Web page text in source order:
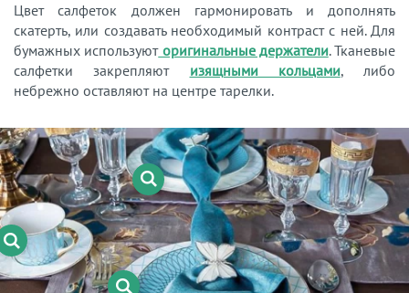
Цвет салфеток должен гармонировать и дополнять
скатерть, или создавать необходимый контраст с ней. Для
бумажных используюторигинальные держатели. Тканевые
салфетки закрепляют изящными кольцами, либо
небрежно оставляют на центре тарелки.